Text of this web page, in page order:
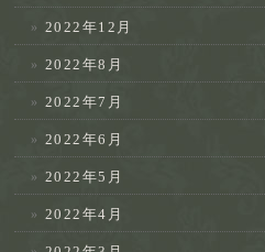
2022年12月
2022年8月
2022年7月
2022年6月
2022年5月
2022年4月